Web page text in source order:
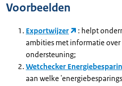
Voorbeelden
Exportwijzer
: helpt
ambities met informatie
ondersteuning;
Wetchecker
aan welke